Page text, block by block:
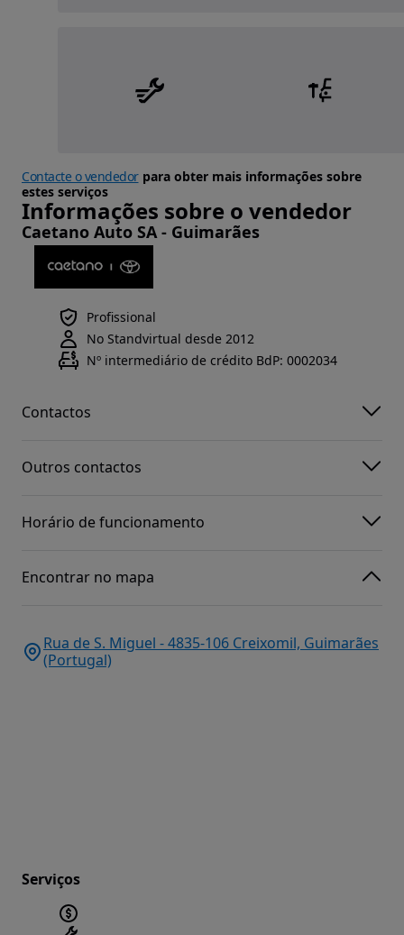
Contacte o vendedorpara obter mais informações sobre
estes serviços
Informações sobre o vendedor
Caetano Auto SA - Guimarães
Profissional
No Standvirtual desde 2012
Nº intermediário de crédito BdP: 0002034
Contactos
Outros contactos
Horário de funcionamento
Encontrar no mapa
Rua de S. Miguel - 4835-106 Creixomil, Guimarães
(Portugal)
Serviços